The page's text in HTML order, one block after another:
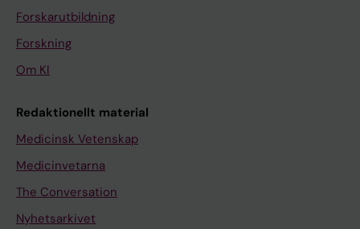
Forskarutbildning
Forskning
Om KI
Redaktionellt material
Medicinsk Vetenskap
Medicinvetarna
The Conversation
Nyhetsarkivet